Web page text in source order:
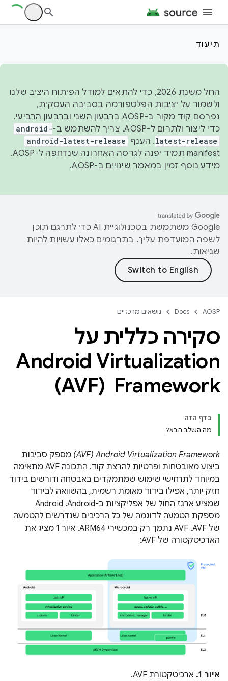
תיעוד
החל משנת 2026, כדי להתאים למודל הפיתוח היציב שלנו
ולשמור על יציבות הפלטפורמה בסביבה העסקית,
נפרסם קוד מקור ב-AOSP ברבעון השני וברבעון הרביעי.
כדי ליצור ולתרום ל-AOSP, צריך להשתמש ב-
android-
latest-release. הענף android-latest-release
manifest תמיד יפנה לגרסה האחרונה שנדחפה ל-AOSP.
מידע נוסף זמין במאמר שינויים ב-AOSP .
‫Google משתמשת בטכנולוגיית AI כדי לתרגם תוכן
לשפה המועדפת עליך. בתרגומים כאלו עשויות להיות
שגיאות.
AOSP
Docs נושאים מרכזיים
סקירה כללית על
Android Virtualization
Framework ‏ (AVF)
בדף הזה
מה השלב הבא?
Android Virtualization Framework‏ (AVF)
מספק סביבות
ביצוע מאובטחות ופרטיות להרצת קוד. התכונה AVF מתאימה
במיוחד לתרחישי שימוש שמתמקדים באבטחה ודורשים בידוד
חזק יותר, אפילו בידוד מאומת רשמית, בהשוואה לבידוד
שמציע ארגז החול של אפליקציות ב-Android. ‫Android
מספקת הטמעה לדוגמה של כל הרכיבים שנדרשים להטמעה
של AVF. ‫AVF נתמך רק במכשירי ARM64. איור 1 מציג את
הארכיטקטורה של AVF:
איור 1.
ארכיטקטורת AVF.